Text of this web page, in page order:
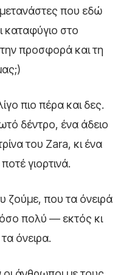
που εδώ
καταφύγιο στο
προσφορά και τη
πιο πέρα και δες.
δέντρο, ένα άδειο
του Zara, κι ένα
γιορτινά.
ζούμε, που τα όνειρά
πολύ — εκτός κι
όνειρα.